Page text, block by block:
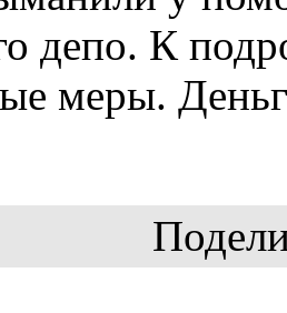
депо. К
меры.